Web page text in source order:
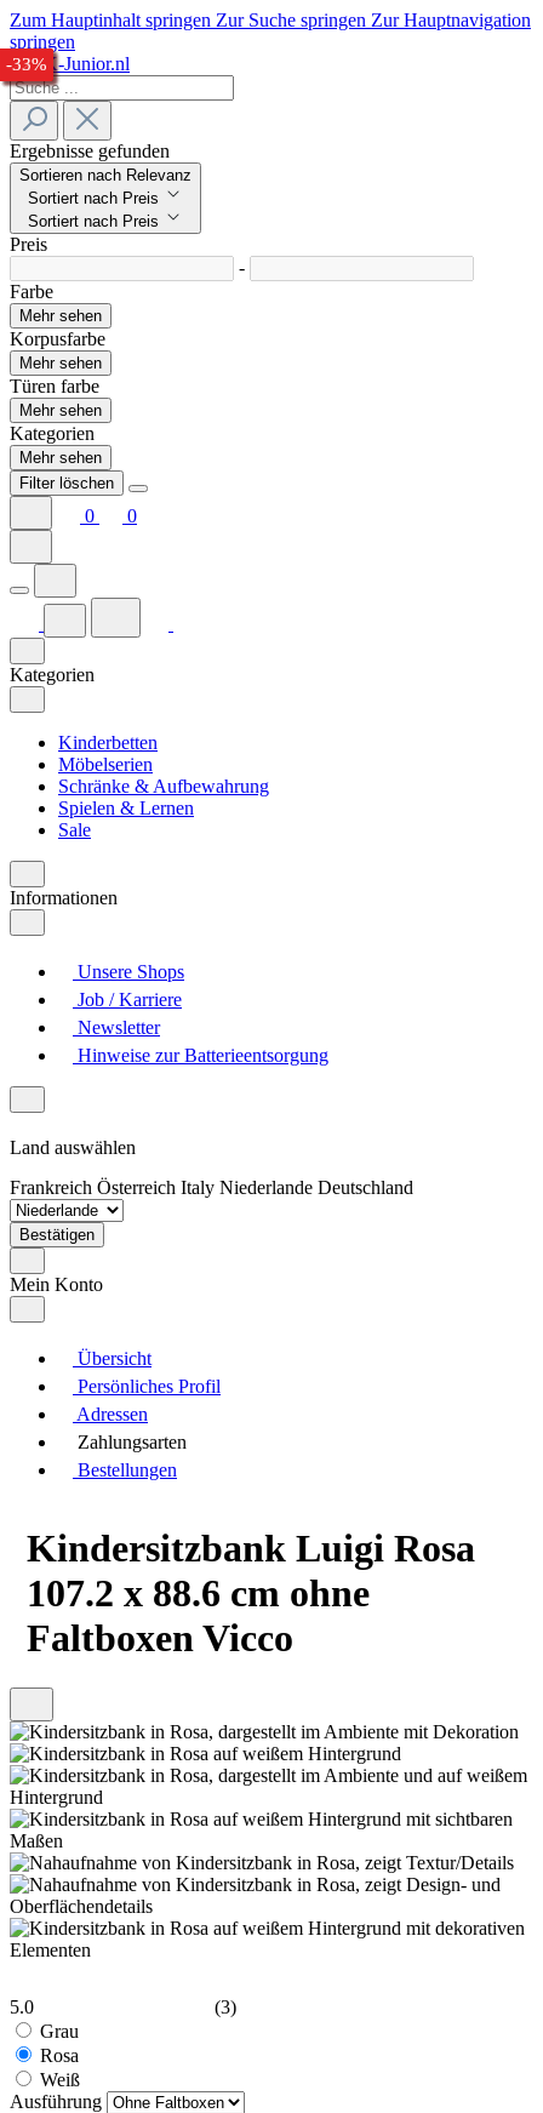
Zum Hauptinhalt springen Zur Suche springen Zur Hauptnavigation
springen
Ergebnisse gefunden
Sortieren nach Relevanz
Sortiert nach Preis
Sortiert nach Preis
Preis
-
Farbe
Mehr sehen
Korpusfarbe
Mehr sehen
Türen farbe
Mehr sehen
Kategorien
Mehr sehen
Filter löschen
0 0
Kategorien
Kinderbetten
Möbelserien
Schränke & Aufbewahrung
Spielen & Lernen
Sale
Informationen
Unsere Shops
Job / Karriere
Newsletter
Hinweise zur Batterieentsorgung
Land auswählen
Frankreich Österreich Italy Niederlande Deutschland
Bestätigen
Mein Konto
Übersicht
Persönliches Profil
Adressen
Zahlungsarten
Bestellungen
Kindersitzbank Luigi Rosa
107.2 x 88.6 cm ohne
Faltboxen Vicco
5.0
(3)
Grau
Rosa
Weiß
Ausführung
-31%
-23%
-24%
-27%
-30%
-30%
-27%
-32%
-33%